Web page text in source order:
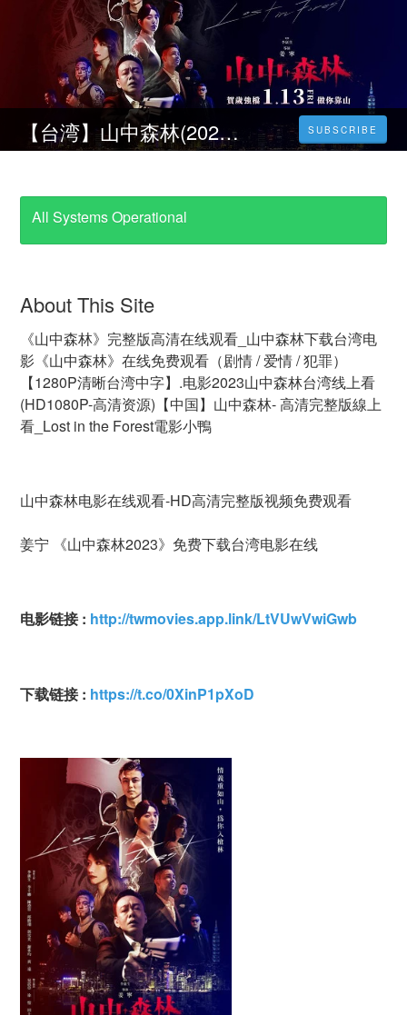
【台湾】山中森林(2023)線上看電影―1080.P高清完整版 SUBSCRIBE
All Systems Operational
About This Site
《山中森林》完整版高清在线观看_山中森林下载台湾电
影《山中森林》在线免费观看（剧情 / 爱情 / 犯罪）
【1280P清晰台湾中字】.电影2023山中森林台湾线上看
(HD1080P-高清资源)【中国】山中森林- 高清完整版線上
看_Lost in the Forest電影小鴨
山中森林电影在线观看-HD高清完整版视频免费观看
姜宁 《山中森林2023》免费下载台湾电影在线
电影链接 : http://twmovies.app.link/LtVUwVwiGwb
下载链接 : https://t.co/0XinP1pXoD